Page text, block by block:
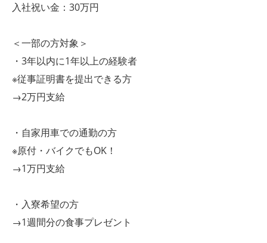
入社祝い金：30万円
＜一部の方対象＞
・3年以内に1年以上の経験者
※従事証明書を提出できる方
→2万円支給
・自家用車での通勤の方
※原付・バイクでもOK！
→1万円支給
・入寮希望の方
→1週間分の食事プレゼント